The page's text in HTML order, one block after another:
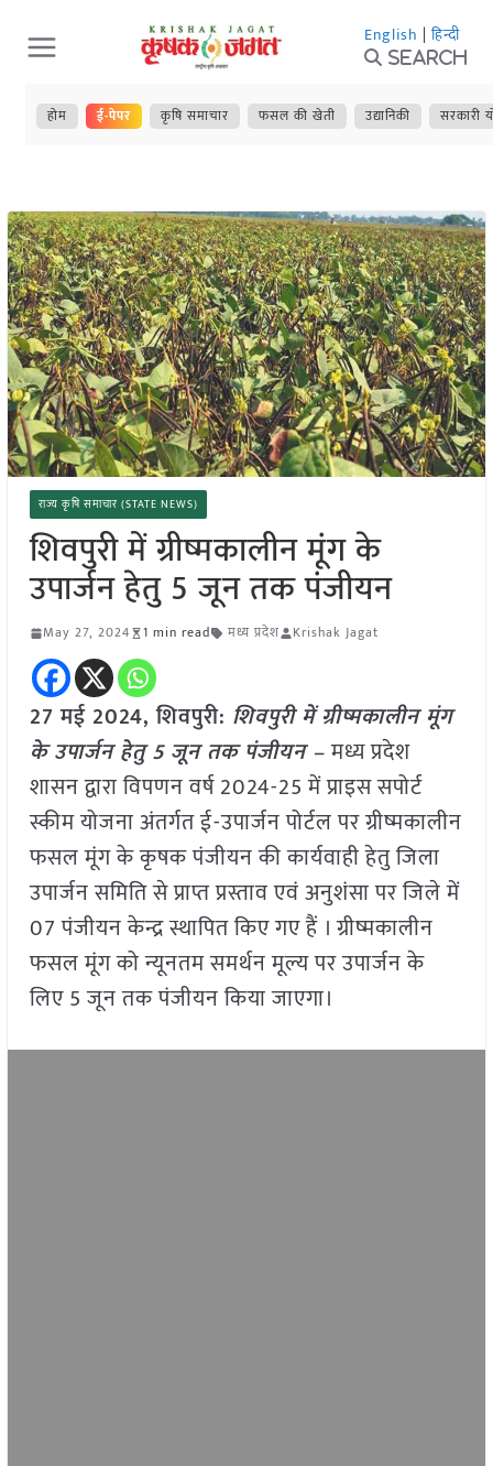
Skip
to
content
English | हिन्दी
Search
होम ई-पेपर कृषि समाचार फसल की खेती उद्यानिकी सरकारी
राज्य कृषि समाचार (STATE NEWS)
शिवपुरी में ग्रीष्मकालीन मूंग के
उपार्जन हेतु 5 जून तक पंजीयन
May 27, 2024 1 min read मध्य प्रदेश Krishak Jagat
27 मई 2024, शिवपुरी: शिवपुरी में ग्रीष्मकालीन मूंग
के उपार्जन हेतु 5 जून तक पंजीयन –मध्य प्रदेश
शासन द्वारा विपणन वर्ष 2024-25 में प्राइस सपोर्ट
स्कीम योजना अंतर्गत ई-उपार्जन पोर्टल पर ग्रीष्मकालीन
फसल मूंग के कृषक पंजीयन की कार्यवाही हेतु जिला
उपार्जन समिति से प्राप्त प्रस्ताव एवं अनुशंसा पर जिले में
07 पंजीयन केन्द्र स्थापित किए गए हैं । ग्रीष्मकालीन
फसल मूंग को न्यूनतम समर्थन मूल्य पर उपार्जन के
लिए 5 जून तक पंजीयन किया जाएगा।